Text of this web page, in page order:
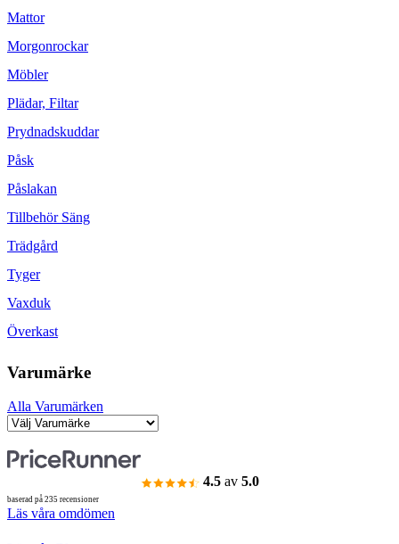
Mattor
Morgonrockar
Möbler
Plädar, Filtar
Prydnadskuddar
Påsk
Påslakan
Tillbehör Säng
Trädgård
Tyger
Vaxduk
Överkast
Varumärke
Alla Varumärken
4.5 av 5.0
baserad på 235 recensioner
Läs våra omdömen